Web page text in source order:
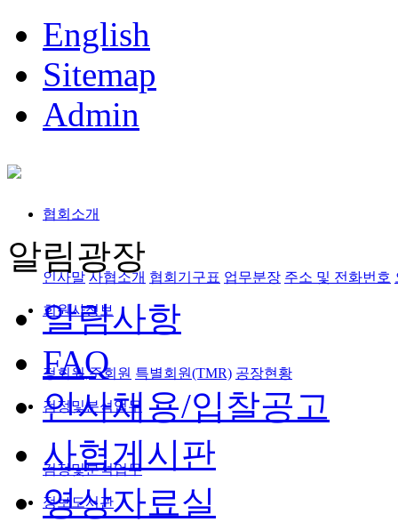
English
Sitemap
Admin
협회소개
인사말 사협소개 협회기구표 업무분장 주소 및 전화번호
회원사정보
정회원,준회원 특별회원(TMR) 공장현황
검정및분석업무
검정및분석업무
정보도서관
알림광장
알림사항
FAQ
인사채용/입찰공고
사협게시판
영상자료실